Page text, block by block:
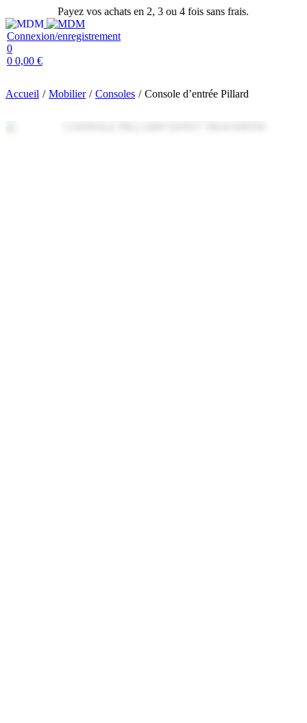
Payez vos achats en 2, 3 ou 4 fois sans frais.
Connexion/enregistrement
0
0 0,00 €
Accueil / Mobilier / Consoles / Console d’entrée Pillard